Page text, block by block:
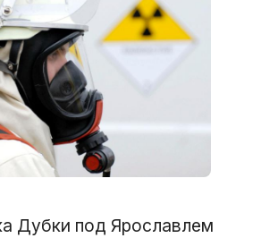
Дубки под Ярославлем